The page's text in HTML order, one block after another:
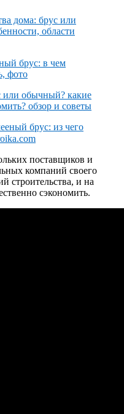
поставщиков и
компаний своего
строительства, и на
сэкономить.